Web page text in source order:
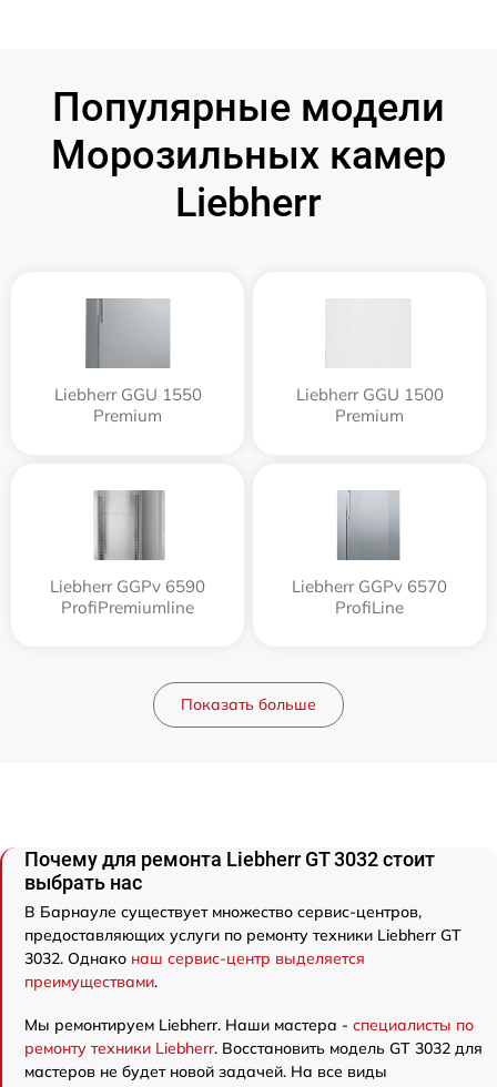
Популярные модели
Морозильных камер
Liebherr
Liebherr GGU 1550
Premium
Liebherr GGU 1500
Premium
Liebherr GGPv 6590
ProfiPremiumline
Liebherr GGPv 6570
ProfiLine
Показать больше
Почему для ремонта Liebherr GT 3032 стоит
выбрать нас
В Барнауле существует множество сервис-центров,
предоставляющих услуги по ремонту техники Liebherr GT
3032. Однако наш сервис-центр выделяется
преимуществами.
Мы ремонтируем Liebherr. Наши мастера - специалисты по
ремонту техники Liebherr. Восстановить модель GT 3032 для
мастеров не будет новой задачей. На все виды